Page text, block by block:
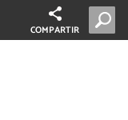
COMPARTIR